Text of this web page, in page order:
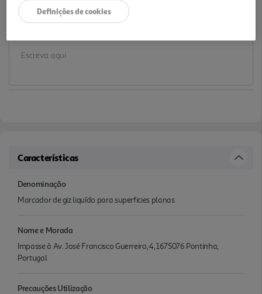
Promoção:
Características
Denominação
Marcador de giz liquído para superficies planas
Nome e Morada
Impasse à Av. José Francisco Guerreiro, 4, 1675076 Pontinha,
Portugal
Precauções Utilização
Definições de cookies